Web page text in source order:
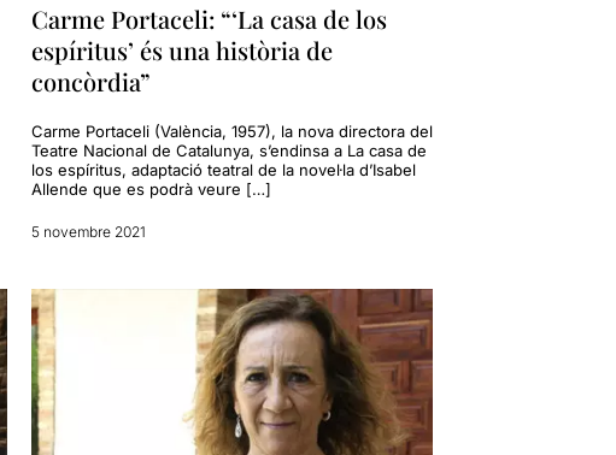
Carme Portaceli: “‘La casa de los
espíritus’ és una història de
concòrdia”
Carme Portaceli (València, 1957), la nova directora del
Teatre Nacional de Catalunya, s’endinsa a La casa de
los espíritus, adaptació teatral de la novel·la d’Isabel
Allende que es podrà veure […]
5 novembre 2021